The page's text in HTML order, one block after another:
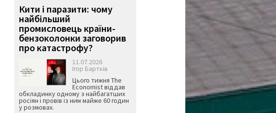
Кити і паразити: чому
найбільший
промисловець країни-
бензоколонки заговорив
про катастрофу?
11.07.2026
Ігор Бартків
Цього тижня The
Economist віддав
обкладинку одному з найбагатших
росіян і провів із ним майже 60 годин
у розмовах.